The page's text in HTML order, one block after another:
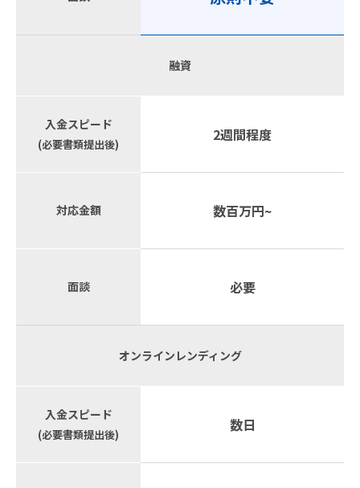
融資
入金スピード
(必要書類提出後)
2週間程度
対応金額 数百万円~
面談 必要
オンラインレンディング
入金スピード
(必要書類提出後)
数日